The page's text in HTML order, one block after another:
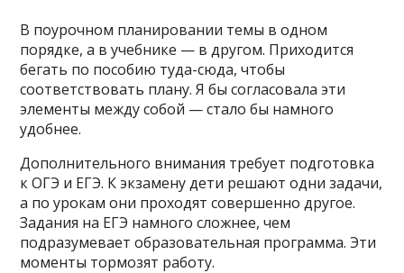
В поурочном планировании темы в одном
порядке, а в учебнике — в другом. Приходится
бегать по пособию туда-сюда, чтобы
соответствовать плану. Я бы согласовала эти
элементы между собой — стало бы намного
удобнее.
Дополнительного внимания требует подготовка
к ОГЭ и ЕГЭ. К экзамену дети решают одни задачи,
а по урокам они проходят совершенно другое.
Задания на ЕГЭ намного сложнее, чем
подразумевает образовательная программа. Эти
моменты тормозят работу.